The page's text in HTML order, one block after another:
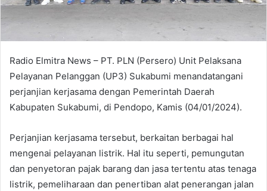
Radio Elmitra News – PT. PLN (Persero) Unit Pelaksana
Pelayanan Pelanggan (UP3) Sukabumi menandatangani
perjanjian kerjasama dengan Pemerintah Daerah
Kabupaten Sukabumi, di Pendopo, Kamis (04/01/2024).
Perjanjian kerjasama tersebut, berkaitan berbagai hal
mengenai pelayanan listrik. Hal itu seperti, pemungutan
dan penyetoran pajak barang dan jasa tertentu atas tenaga
listrik, pemeliharaan dan penertiban alat penerangan jalan